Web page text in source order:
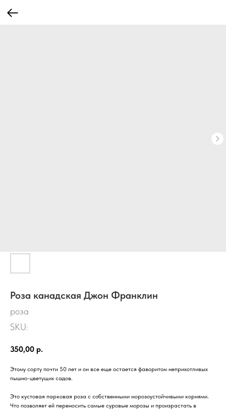
Роза канадская Джон Франклин
роза
SKU:
350,00 р.
Этому сорту почти 50 лет и он все еще остается фаворитом неприхотливых
пышно-цветущих садов.
Это кустовая парковая роза с собственными морозоустойчивыми корнями.
Что позволяет ей переносить самые суровые морозы и произрастать в